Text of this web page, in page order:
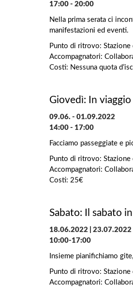
17:00 - 20:00
Nella prima serata ci
manifestazioni ed eventi.
Punto di ritrovo:
Accompagnatori:
Costi: Nessuna quota
Giovedì: In
09.06. - 01.09.2022
14:00 - 17:00
Facciamo passeggiate e
Punto di ritrovo:
Accompagnatori:
Costi: 25€
Sabato: Il sabato
18.06.2022 |
10:00-17:00
Insieme pianifichiamo
Punto di ritrovo:
Accompagnatori: